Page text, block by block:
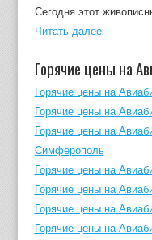
Сегодня этот
Читать далее
Горячие цены на
Горячие цены на
Горячие цены на
Горячие цены на
Симферополь
Горячие цены на
Горячие цены на
Горячие цены на
Горячие цены на